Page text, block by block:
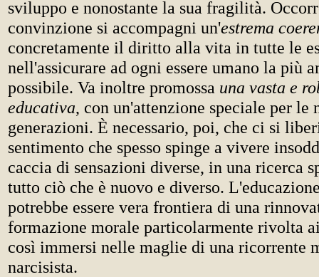
sviluppo e nonostante la sua fragilità.
convinzione si accompagni un'estrema
concretamente il diritto alla vita in tutte le
nell'assicurare ad ogni essere umano la più
possibile. Va inoltre promossa una vasta e
educativa, con un'attenzione speciale per le
generazioni. È necessario, poi, che ci si
sentimento che spesso spinge a vivere
caccia di sensazioni diverse, in una ricerca
tutto ciò che è nuovo e diverso.
potrebbe essere vera frontiera di una
formazione morale particolarmente rivolta
così immersi nelle maglie di una ricorrente
narcisista.